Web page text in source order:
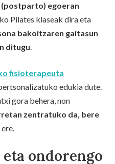
egoeran
Pilates klaseak dira eta
bakoitzaren gaitasun
ditugu.
fisioterapeuta
edukia dute.
gora behera, non
zentratuko da, bere
ere.
ondorengo